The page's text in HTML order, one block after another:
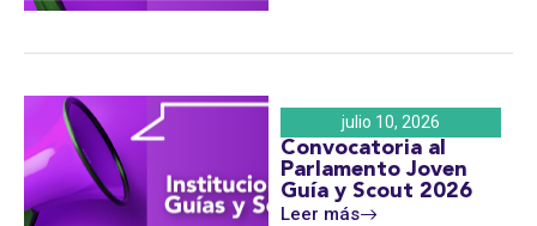
julio 10, 2026
Convocatoria al
Parlamento Joven
Guía y Scout 2026
Leer más